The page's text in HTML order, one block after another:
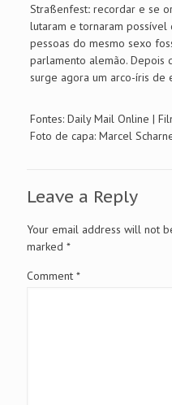
Straßenfest: recordar e se
lutaram e tornaram
pessoas do mesmo sexo
parlamento alemão. Depois
surge agora um arco-íris de
Fontes: Daily Mail Online |
Foto de capa: Marcel
Leave a Reply
Your email address will not
marked *
Comment *